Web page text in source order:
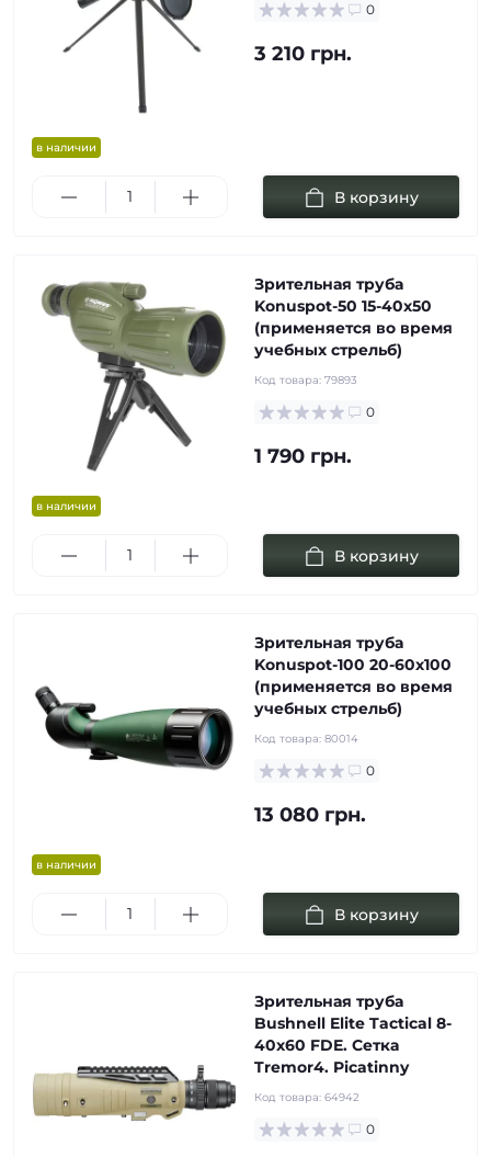
в наличии
0
3 210 грн.
В корзину
в наличии
Зрительная труба
Konuspot-50 15-40х50
(применяется во время
учебных стрельб)
Код товара: 79893
0
1 790 грн.
В корзину
в наличии
Зрительная труба
Konuspot-100 20-60х100
(применяется во время
учебных стрельб)
Код товара: 80014
0
13 080 грн.
В корзину
Зрительная труба
Bushnell Elite Tactical 8-
40х60 FDE. Сетка
Tremor4. Picatinny
Код товара: 64942
0